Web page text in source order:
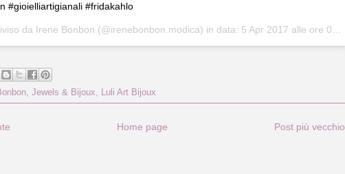
#gioielliartigianali #fridakahlo
da Irene Bonbon (@irenebonbon.modica) in data: 5 Apr 2017 alle ore 07:20 PDT
Jewels & Bijoux Luli Art Bijoux
Post più vecchio
Home page